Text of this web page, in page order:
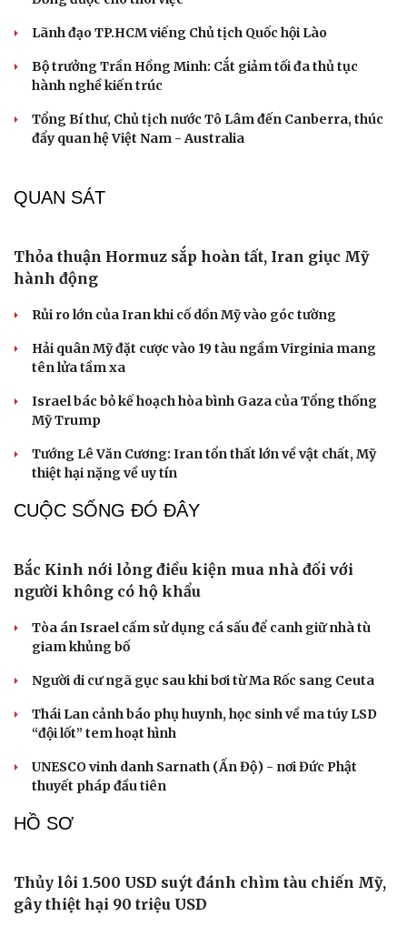
Cải chính
Thủy lôi 1.500 USD suýt đánh chìm tàu chiến Mỹ,
Thực hư việc Mỹ cạn kiệt kho tên lửa đắt tiền
Lý do ông Trump được xem là tư lệnh chiến lược hiệu
quả
Chiến lược lợi hại của Iran nhằm làm suy yếu Mỹ và Tổng
thống Trump
Chuyện gì sẽ xảy ra nếu phát xít Đức xâm lược Anh vào
năm 1940?
CHÍNH TRỊ
Tổng Bí thư, Chủ tịch nước Tô Lâm đến thủ đô
Giám đốc Ban Quản lý dự án đầu tư xây dựng số 1 Lâm
Đồng được cho thôi việc
Lãnh đạo TP.HCM viếng Chủ tịch Quốc hội Lào
Bộ trưởng Trần Hồng Minh: Cắt giảm tối đa thủ tục
hành nghề kiến trúc
Tổng Bí thư, Chủ tịch nước Tô Lâm đến Canberra, thúc
đẩy quan hệ Việt Nam - Australia
QUAN SÁT